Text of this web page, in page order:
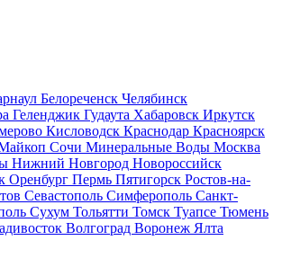
Белореченск Челябинск
Геленджик Гудаута Хабаровск Иркутск
Кисловодск Краснодар Красноярск
Сочи Минеральные Воды Москва
Нижний Новгород Новороссийск
Оренбург Пермь Пятигорск Ростов-на-
Севастополь Симферополь Санкт-
Сухум Тольятти Томск Туапсе Тюмень
Волгоград Воронеж Ялта